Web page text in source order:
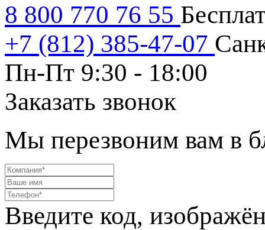
8 800 770 76 55
+7 (812) 385-47-07
Пн-Пт 9:30 - 18:00
Заказать звонок
Мы перезвоним вам в
Введите код,